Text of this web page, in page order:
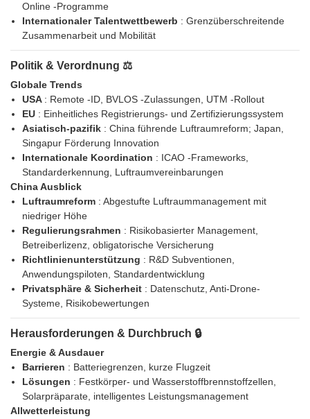
Online -Programme
Internationaler Talentwettbewerb : Grenzüberschreitende
Zusammenarbeit und Mobilität
Politik & Verordnung ⚖️
Globale Trends
USA : Remote -ID, BVLOS -Zulassungen, UTM -Rollout
EU : Einheitliches Registrierungs- und Zertifizierungssystem
Asiatisch-pazifik : China führende Luftraumreform; Japan,
Singapur Förderung Innovation
Internationale Koordination : ICAO -Frameworks,
Standarderkennung, Luftraumvereinbarungen
China Ausblick
Luftraumreform : Abgestufte Luftraummanagement mit
niedriger Höhe
Regulierungsrahmen : Risikobasierter Management,
Betreiberlizenz, obligatorische Versicherung
Richtlinienunterstützung : R&D Subventionen,
Anwendungspiloten, Standardentwicklung
Privatsphäre & Sicherheit : Datenschutz, Anti-Drone-
Systeme, Risikobewertungen
Herausforderungen & Durchbruch 🔒
Energie & Ausdauer
Barrieren : Batteriegrenzen, kurze Flugzeit
Lösungen : Festkörper- und Wasserstoffbrennstoffzellen,
Solarpräparate, intelligentes Leistungsmanagement
Allwetterleistung